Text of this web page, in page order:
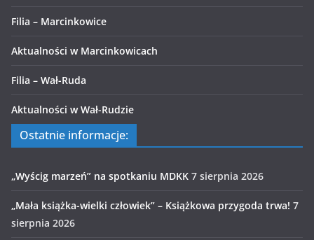
Filia – Marcinkowice
Aktualności w Marcinkowicach
Filia – Wał-Ruda
Aktualności w Wał-Rudzie
Ostatnie informacje:
„Wyścig marzeń” na spotkaniu MDKK 7 sierpnia 2026
„Mała książka-wielki człowiek” – Książkowa przygoda trwa! 7
sierpnia 2026